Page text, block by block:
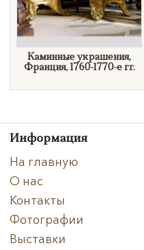
Каминные украшения,
Франция, 1760-1770-е гг.
Информация
На главную
О нас
Контакты
Фотографии
Выставки